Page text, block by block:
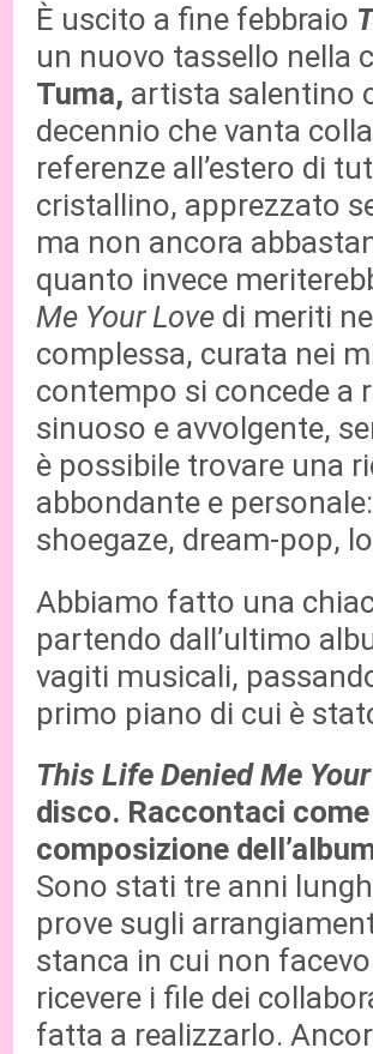
È uscito a fine febbraio
un nuovo tassello nella
Tuma, artista salentino
decennio che vanta
referenze all’estero di
cristallino, apprezzato
ma non ancora
quanto invece
Me Your Lovedi meriti
complessa, curata nei
contempo si concede a
sinuoso e avvolgente,
è possibile trovare una
abbondante e
shoegaze, dream-pop,
Abbiamo fatto una
partendo dall’ultimo
vagiti musicali,
primo piano di cui è
This Life Denied Me
disco. Raccontaci
composizione
Sono stati tre anni
prove sugli
stanca in cui non
ricevere i file dei
fatta a realizzarlo.